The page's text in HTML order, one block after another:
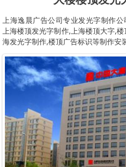
上海逸晨广告公司专业发光字制作
上海楼顶发光字制作,上海楼顶大字,
海发光字制作,楼顶广告标识等制作安